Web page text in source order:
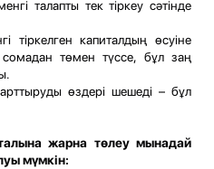
талапты тек тіркеу сәтінде
капиталдың өсуіне
сомадан төмен түссе, бұл заң
өздері шешеді – бұл
жарна төлеу мынадай
мүмкін: